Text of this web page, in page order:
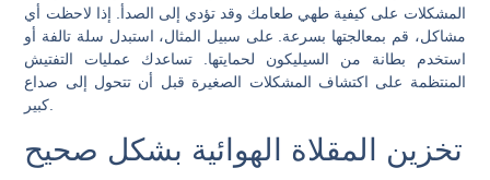
المشكلات على كيفية طهي طعامك وقد تؤدي إلى الصدأ. إذا لاحظت أي
مشاكل، قم بمعالجتها بسرعة. على سبيل المثال، استبدل سلة تالفة أو
استخدم بطانة من السيليكون لحمايتها. تساعدك عمليات التفتيش
المنتظمة على اكتشاف المشكلات الصغيرة قبل أن تتحول إلى صداع
تخزين المقلاة الهوائية بشكل صحيح